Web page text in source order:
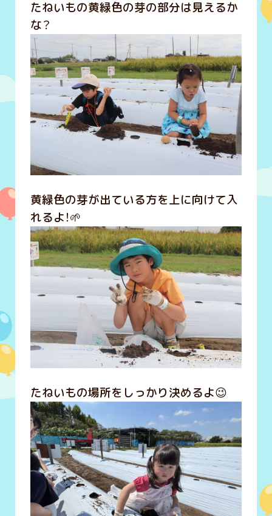
たねいもの黄緑色の芽の部分は見えるか
な？
黄緑色の芽が出ている方を上に向けて入
れるよ！🌱
たねいもの場所をしっかり決めるよ😉